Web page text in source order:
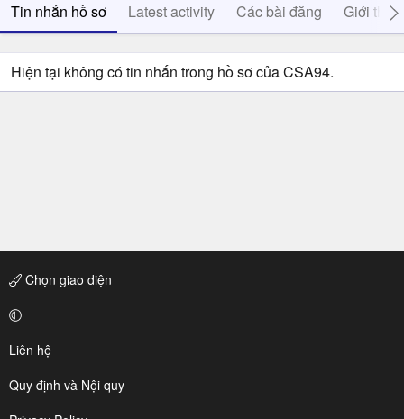
Tin nhắn hồ sơ Latest activity Các bài đăng Giới thiệu
Hiện tại không có tin nhắn trong hồ sơ của CSA94.
Chọn giao diện
Liên hệ
Quy định và Nội quy